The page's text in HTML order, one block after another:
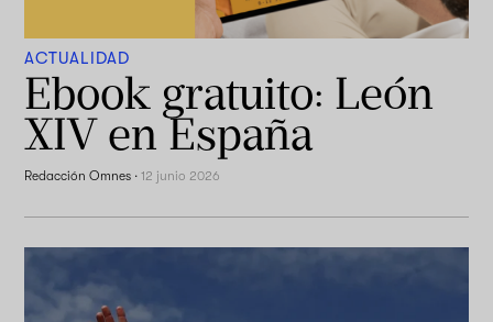
ACTUALIDAD
Ebook gratuito: León
XIV en España
Redacción Omnes ·12 junio 2026